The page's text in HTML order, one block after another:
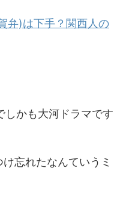
弁)は下手？関西人の
しかも大河ドラマです
忘れたなんていうミ